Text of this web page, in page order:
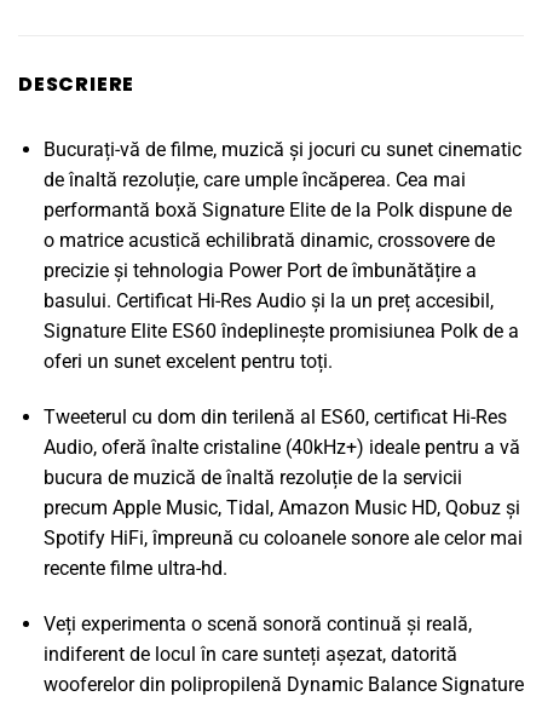
DESCRIERE
Bucurați-vă de filme, muzică și jocuri cu sunet cinematic
de înaltă rezoluție, care umple încăperea. Cea mai
performantă boxă Signature Elite de la Polk dispune de
o matrice acustică echilibrată dinamic, crossovere de
precizie și tehnologia Power Port de îmbunătățire a
basului. Certificat Hi-Res Audio și la un preț accesibil,
Signature Elite ES60 îndeplinește promisiunea Polk de a
oferi un sunet excelent pentru toți.
Tweeterul cu dom din terilenă al ES60, certificat Hi-Res
Audio, oferă înalte cristaline (40kHz+) ideale pentru a vă
bucura de muzică de înaltă rezoluție de la servicii
precum Apple Music, Tidal, Amazon Music HD, Qobuz și
Spotify HiFi, împreună cu coloanele sonore ale celor mai
recente filme ultra-hd.
Veți experimenta o scenă sonoră continuă și reală,
indiferent de locul în care sunteți așezat, datorită
wooferelor din polipropilenă Dynamic Balance Signature